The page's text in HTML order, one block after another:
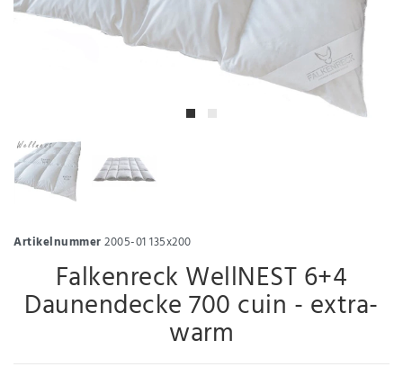
Artikelnummer2005-01 135x200
Falkenreck WellNEST 6+4
Daunendecke 700 cuin - extra-
warm